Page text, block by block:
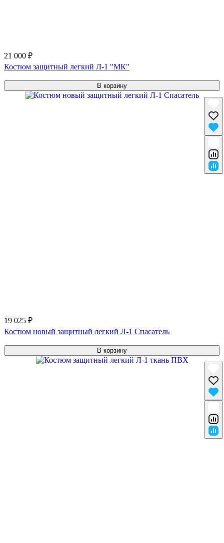
21 000 ₽
Костюм защитный легкий Л-1 "МК"
В корзину
19 025 ₽
Костюм новый защитный легкий Л-1 Спасатель
В корзину